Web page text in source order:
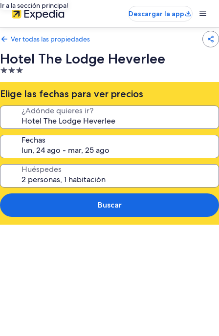
Ir a la sección principal
Descargar la app
Ver todas las propiedades
Hotel The Lodge Heverlee
Propiedad
de
3.0
estrellas
Elige las fechas para ver precios
¿Adónde quieres ir?
Fechas
Huéspedes
Buscar